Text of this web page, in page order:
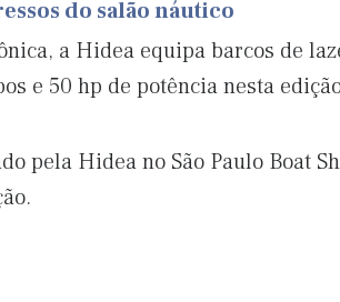
do salão náutico
a Hidea equipa barcos de
e 50 hp de potência nesta
pela Hidea no São Paulo Boat